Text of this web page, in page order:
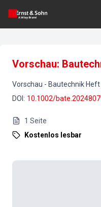
Vorschau:
Vorschau - Bautechnik Heft
DOI : 10.1002/
1 Seite
Kostenlos lesbar